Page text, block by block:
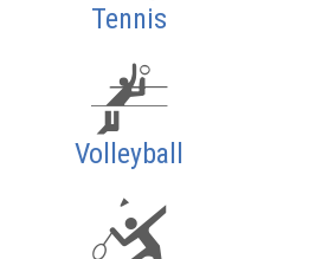
Tennis
Volleyball